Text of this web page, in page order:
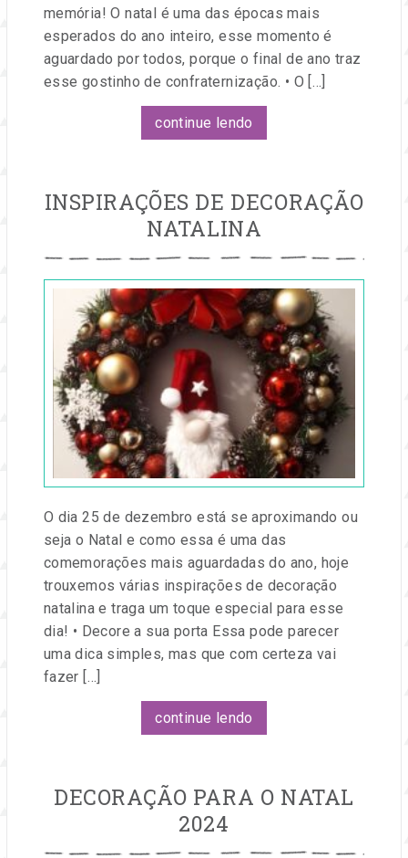
memória! O natal é uma das épocas mais
esperados do ano inteiro, esse momento é
aguardado por todos, porque o final de ano traz
esse gostinho de confraternização. • O […]
continue lendo
INSPIRAÇÕES DE DECORAÇÃO
NATALINA
Publicado
em
2024por
Entre
na
Festa
O dia 25 de dezembro está se aproximando ou
seja o Natal e como essa é uma das
comemorações mais aguardadas do ano, hoje
trouxemos várias inspirações de decoração
natalina e traga um toque especial para esse
dia! • Decore a sua porta Essa pode parecer
uma dica simples, mas que com certeza vai
fazer […]
continue lendo
DECORAÇÃO PARA O NATAL
2024